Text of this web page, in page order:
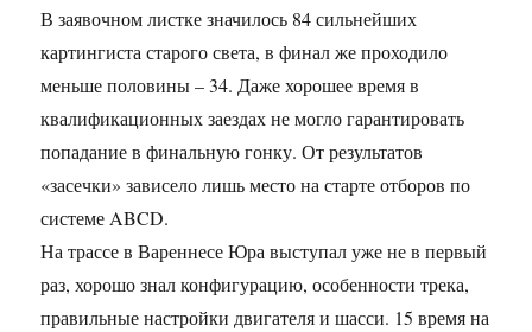
В заявочном листке значилось 84 сильнейших
картингиста старого света, в финал же проходило
меньше половины – 34. Даже хорошее время в
квалификационных заездах не могло гарантировать
попадание в финальную гонку. От результатов
«засечки» зависело лишь место на старте отборов по
системе ABCD.
На трассе в Вареннесе Юра выступал уже не в первый
раз, хорошо знал конфигурацию, особенности трека,
правильные настройки двигателя и шасси. 15 время на